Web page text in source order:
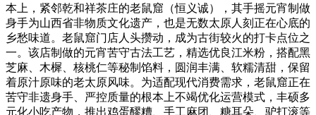
本上，紧邻乾和祥茶庄的老鼠窟（恒义诚），其手摇元宵制做
身手为山西省非物质文化遗产，也是无数太原人刻正在心底的
乡愁味道。老鼠窟门店人头攒动，成为古街较火的打卡点位之
一。该店制做的元宵苦守古法工艺，精选优良江米粉，搭配黑
芝麻、木樨、核桃仁等秘制馅料，圆润丰满、软糯清甜，保留
着原汁原味的老太原风味。为适配现代消费需求，老鼠窟正在
苦守非遗身手、严控质量的根本上不竭优化运营模式，丰硕多
元化小吃产物，推出鸡蛋醪糟、手工麻团、糖耳朵、驴打滚等